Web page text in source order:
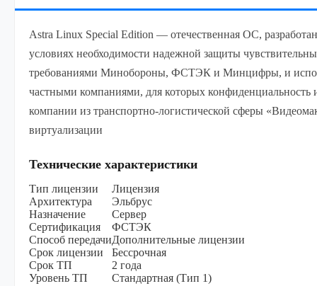
Astra Linux Special Edition — отечественная ОС,
условиях необходимости надежной защиты
требованиями Минобороны, ФСТЭК и Минцифры, и
частными компаниями, для которых
компании из транспортно-логистической сферы
виртуализации
Технические характеристики
Тип лицензии
Лицензия
Архитектура
Эльбрус
Назначение
Сервер
Сертификация
ФСТЭК
Способ передачиДополнительные лицензии
Срок лицензии
Бессрочная
Срок ТП
2 года
Уровень ТП
Стандартная (Тип 1)